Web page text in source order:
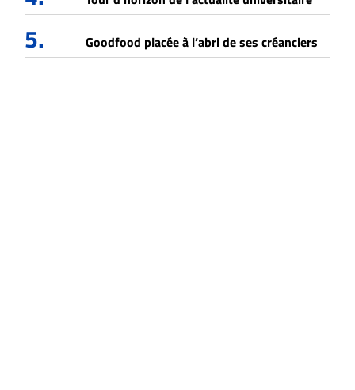
5. Goodfood placée à l’abri de ses créanciers